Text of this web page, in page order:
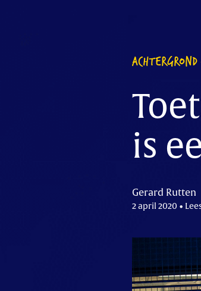
ACHTERGROND
is
Gerard Rutten
2 april 2020 •